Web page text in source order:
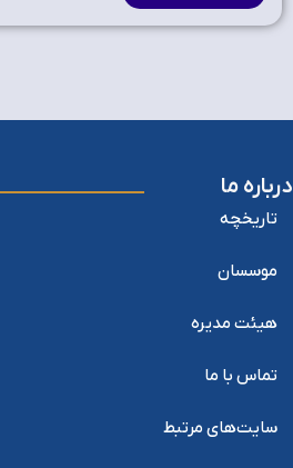
درباره ما
تاریخچه
موسسان
هیئت مدیره
تماس با ما
سایت‌های مرتبط